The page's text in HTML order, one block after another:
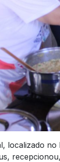
localizado